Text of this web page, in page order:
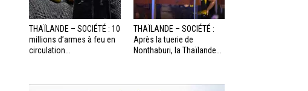
THAÏLANDE – SOCIÉTÉ : 10
millions d’armes à feu en
circulation...
THAÏLANDE – SOCIÉTÉ :
Après la tuerie de
Nonthaburi, la Thaïlande...